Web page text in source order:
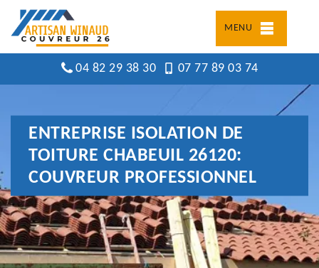
MENU
04 82 29 38 30 07 77 89 03 74
ENTREPRISE ISOLATION DE
TOITURE CHABEUIL 26120:
COUVREUR PROFESSIONNEL